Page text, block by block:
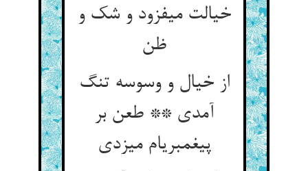
خیالت می‏فزود و شک و
ظن‏
از خیال و وسوسه تنگ
آمدی ** طعن بر
پیغمبری‏ام می‏زدی‏